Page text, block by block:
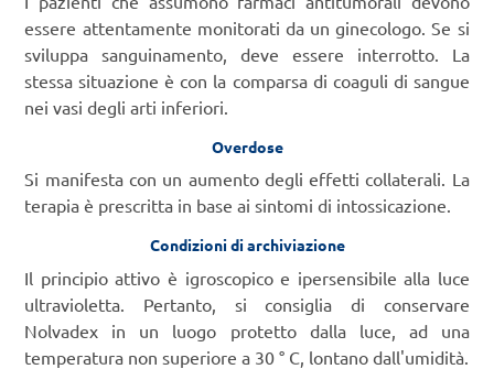
essere attentamente monitorati da un ginecologo. Se si
sviluppa sanguinamento, deve essere interrotto. La
stessa situazione è con la comparsa di coaguli di sangue
nei vasi degli arti inferiori.
Overdose
Si manifesta con un aumento degli effetti collaterali. La
terapia è prescritta in base ai sintomi di intossicazione.
Condizioni di archiviazione
Il principio attivo è igroscopico e ipersensibile alla luce
ultravioletta. Pertanto, si consiglia di conservare
Nolvadex in un luogo protetto dalla luce, ad una
temperatura non superiore a 30 ° C, lontano dall'umidità.